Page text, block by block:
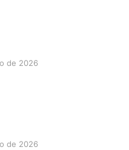
de 2026
de 2026